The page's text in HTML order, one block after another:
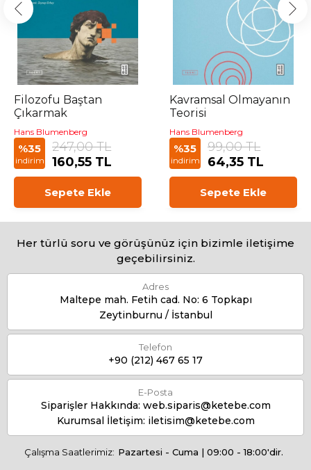
Filozofu Baştan
Çıkarmak
Hans Blumenberg
%35
indirim
247,00 TL
160,55 TL
Sepete Ekle
Kavramsal Olmayanın
Teorisi
Hans Blumenberg
%35
indirim
99,00 TL
64,35 TL
Sepete Ekle
Her türlü soru ve görüşünüz için bizimle iletişime
geçebilirsiniz.
Adres
Maltepe mah. Fetih cad. No: 6 Topkapı
Zeytinburnu / İstanbul
Telefon
+90 (212) 467 65 17
E-Posta
Siparişler Hakkında: web.siparis@ketebe.com
Kurumsal İletişim: iletisim@ketebe.com
Çalışma Saatlerimiz: Pazartesi - Cuma | 09:00 - 18:00'dir.